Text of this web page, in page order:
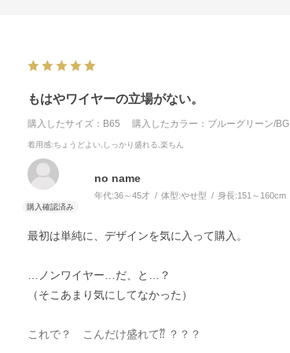
もはやワイヤーの立場がない。
購入したサイズ：B65 購入したカラー：ブルーグリーン/BG
着用感:ちょうどよい,しっかり盛れる,楽ちん
no name
年代:36～45才 体型:やせ型 身長:151～160cm
最初は単純に、デザインを気に入って購入。
…ノンワイヤー…だ、と…？
（そこあまり気にしてなかった）
これで？ こんだけ盛れて⁇ ？？？